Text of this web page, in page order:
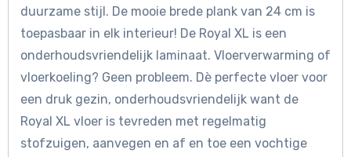
duurzame stijl. De mooie brede plank van 24 cm is
toepasbaar in elk interieur! De Royal XL is een
onderhoudsvriendelijk laminaat. Vloerverwarming of
vloerkoeling? Geen probleem. Dè perfecte vloer voor
een druk gezin, onderhoudsvriendelijk want de
Royal XL vloer is tevreden met regelmatig
stofzuigen, aanvegen en af en toe een vochtige